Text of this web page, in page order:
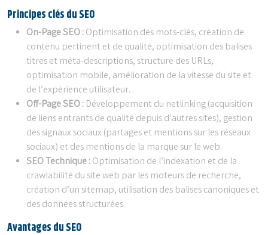
Principes clés du SEO
On-Page SEO :Optimisation des mots-clés, création de
contenu pertinent et de qualité, optimisation des balises
titres et méta-descriptions, structure des URLs,
optimisation mobile, amélioration de la vitesse du site et
de l’expérience utilisateur.
Off-Page SEO : Développement du netlinking (acquisition
de liens entrants de qualité depuis d’autres sites), gestion
des signaux sociaux (partages et mentions sur les réseaux
sociaux) et des mentions de la marque sur le web.
SEO Technique :Optimisation de l’indexation et de la
crawlabilité du site web par les moteurs de recherche,
création d’un sitemap, utilisation des balises canoniques et
des données structurées.
Avantages du SEO